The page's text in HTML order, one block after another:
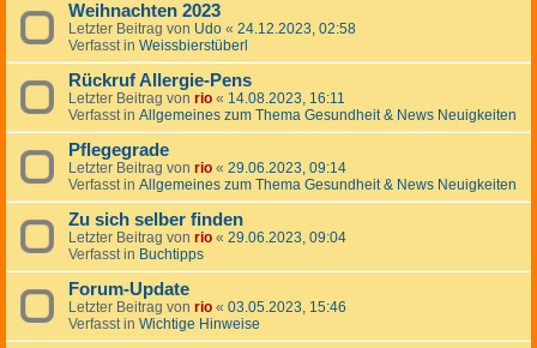
Weihnachten 2023
Letzter Beitrag von Udo « 24.12.2023, 02:58
Verfasst in Weissbierstüberl
Rückruf Allergie-Pens
Letzter Beitrag von rio « 14.08.2023, 16:11
Verfasst in Allgemeines zum Thema Gesundheit & News Neuigkeiten
Pflegegrade
Letzter Beitrag von rio « 29.06.2023, 09:14
Verfasst in Allgemeines zum Thema Gesundheit & News Neuigkeiten
Zu sich selber finden
Letzter Beitrag von rio « 29.06.2023, 09:04
Verfasst in Buchtipps
Forum-Update
Letzter Beitrag von rio « 03.05.2023, 15:46
Verfasst in Wichtige Hinweise